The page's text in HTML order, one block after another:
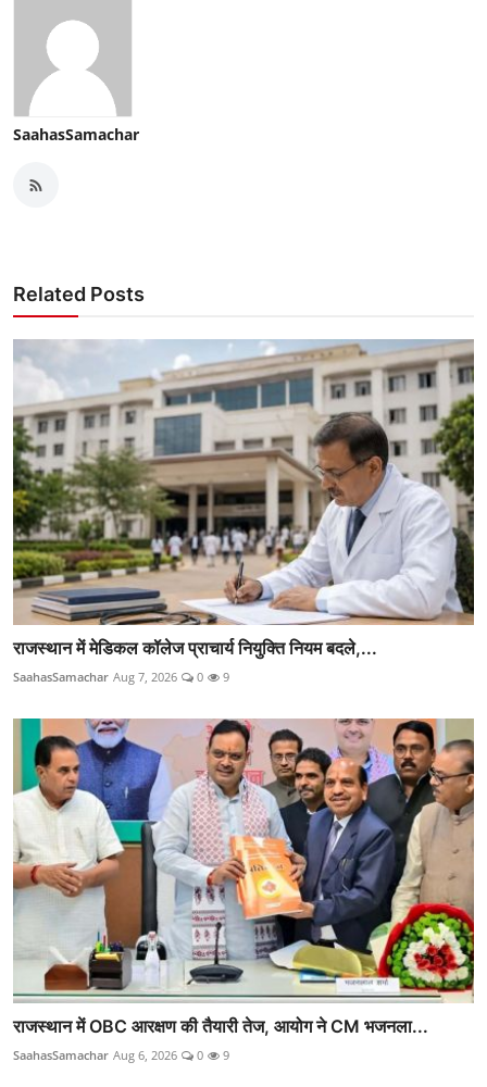
SaahasSamachar
Related Posts
राजस्थान में मेडिकल कॉलेज प्राचार्य नियुक्ति नियम बदले,...
SaahasSamachar Aug 7, 2026 0 9
राजस्थान में OBC आरक्षण की तैयारी तेज, आयोग ने CM भजनला...
SaahasSamachar Aug 6, 2026 0 9